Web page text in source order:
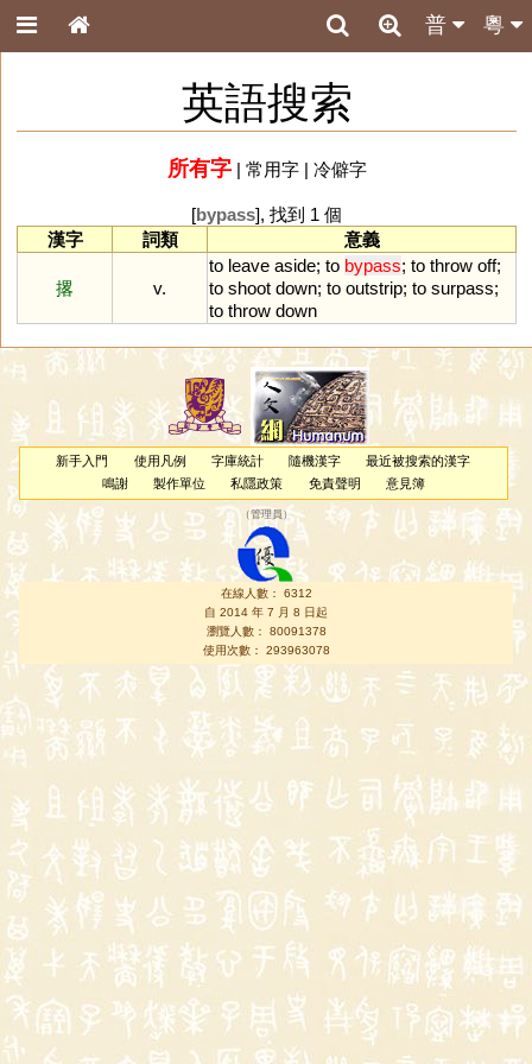
粵
普
英語搜索
所有字| 常用字| 冷僻字
[bypass], 找到 1 個
漢字
詞類 意義
撂 v.
to leave aside; to bypass; to throw off;
to shoot down; to outstrip; to surpass;
to throw down
新手入門 使用凡例 字庫統計 隨機漢字
最近被搜索的漢字
鳴謝
製作單位 私隱政策 免責聲明 意見簿
（管理員 ）
在線人數： 6312
自 2014 年 7 月 8 日起
瀏覽人數： 80091378
使用次數： 293963078